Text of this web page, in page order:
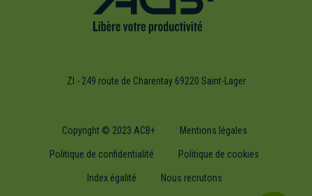
ZI - 249 route de Charentay 69220 Saint-Lager
Copyright © 2023 ACB+ Mentions légales
Politique de confidentialité Politique de cookies
Index égalité Nous recrutons